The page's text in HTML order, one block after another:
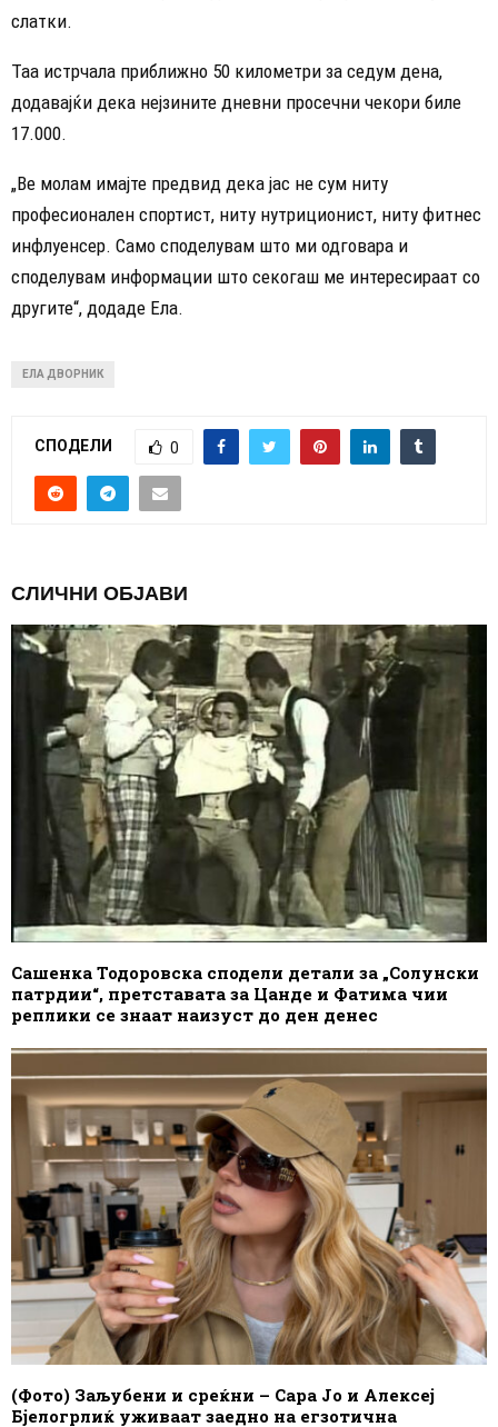
слатки.
Таа истрчала приближно 50 километри за седум дена,
додавајќи дека нејзините дневни просечни чекори биле
17.000.
„Ве молам имајте предвид дека јас не сум ниту
професионален спортист, ниту нутриционист, ниту фитнес
инфлуенсер. Само споделувам што ми одговара и
споделувам информации што секогаш ме интересираат со
другите“, додаде Ела.
ЕЛА ДВОРНИК
СПОДЕЛИ 0
СЛИЧНИ ОБЈАВИ
Сашенка Тодоровска сподели детали за „Солунски
патрдии“, претставата за Цанде и Фатима чии
реплики се знаат наизуст до ден денес
(Фото) Заљубени и среќни – Сара Јо и Алексеј
Бјелогрлиќ уживаат заедно на егзотична